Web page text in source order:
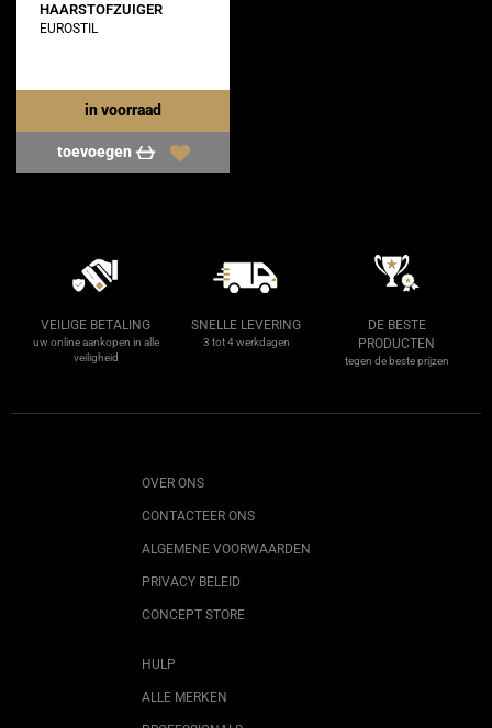
HAARSTOFZUIGER
EUROSTIL
in voorraad
toevoegen
VEILIGE BETALING
uw online aankopen in alle
veiligheid
SNELLE LEVERING
3 tot 4 werkdagen
DE BESTE
PRODUCTEN
tegen de beste prijzen
OVER ONS
CONTACTEER ONS
ALGEMENE VOORWAARDEN
PRIVACY BELEID
CONCEPT STORE
HULP
ALLE MERKEN